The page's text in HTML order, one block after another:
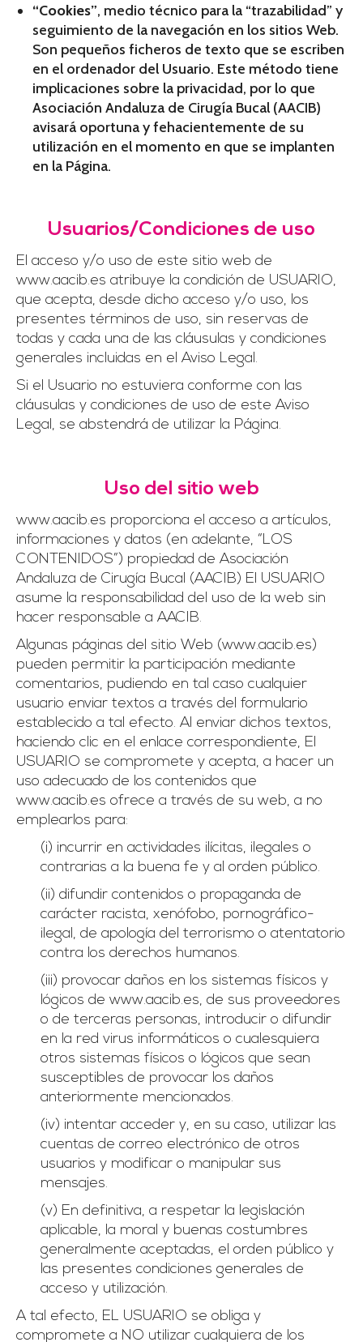
“Cookies”, medio técnico para la “trazabilidad” y
seguimiento de la navegación en los sitios Web.
Son pequeños ficheros de texto que se escriben
en el ordenador del Usuario. Este método tiene
implicaciones sobre la privacidad, por lo que
Asociación Andaluza de Cirugía Bucal (AACIB)
avisará oportuna y fehacientemente de su
utilización en el momento en que se implanten
en la Página.
Usuarios/Condiciones de uso
El acceso y/o uso de este sitio web de
www.aacib.es atribuye la condición de USUARIO,
que acepta, desde dicho acceso y/o uso, los
presentes términos de uso, sin reservas de
todas y cada una de las cláusulas y condiciones
generales incluidas en el Aviso Legal.
Si el Usuario no estuviera conforme con las
cláusulas y condiciones de uso de este Aviso
Legal, se abstendrá de utilizar la Página.
Uso del sitio web
www.aacib.es proporciona el acceso a artículos,
informaciones y datos (en adelante, “LOS
CONTENIDOS”) propiedad de Asociación
Andaluza de Cirugía Bucal (AACIB) El USUARIO
asume la responsabilidad del uso de la web sin
hacer responsable a AACIB.
Algunas páginas del sitio Web (www.aacib.es)
pueden permitir la participación mediante
comentarios, pudiendo en tal caso cualquier
usuario enviar textos a través del formulario
establecido a tal efecto. Al enviar dichos textos,
haciendo clic en el enlace correspondiente, El
USUARIO se compromete y acepta, a hacer un
uso adecuado de los contenidos que
www.aacib.es ofrece a través de su web, a no
emplearlos para:
(i) incurrir en actividades ilícitas, ilegales o
contrarias a la buena fe y al orden público.
(ii) difundir contenidos o propaganda de
carácter racista, xenófobo, pornográfico-
ilegal, de apología del terrorismo o atentatorio
contra los derechos humanos.
(iii) provocar daños en los sistemas físicos y
lógicos de www.aacib.es, de sus proveedores
o de terceras personas, introducir o difundir
en la red virus informáticos o cualesquiera
otros sistemas físicos o lógicos que sean
susceptibles de provocar los daños
anteriormente mencionados.
(iv) intentar acceder y, en su caso, utilizar las
cuentas de correo electrónico de otros
usuarios y modificar o manipular sus
mensajes.
(v) En definitiva, a respetar la legislación
aplicable, la moral y buenas costumbres
generalmente aceptadas, el orden público y
las presentes condiciones generales de
acceso y utilización.
A tal efecto, EL USUARIO se obliga y
compromete a NO utilizar cualquiera de los